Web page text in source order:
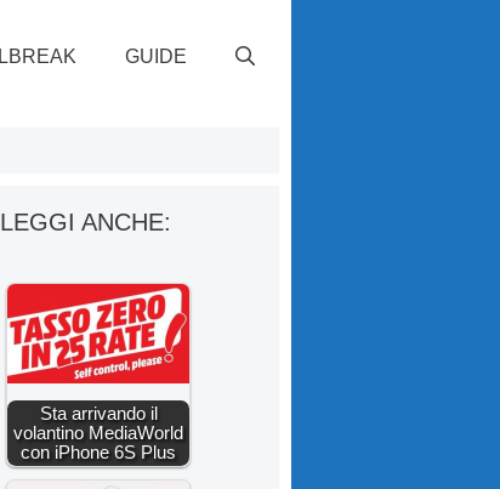
GUIDE
LEGGI ANCHE:
Sta arrivando il
volantino MediaWorld
con iPhone 6S Plus